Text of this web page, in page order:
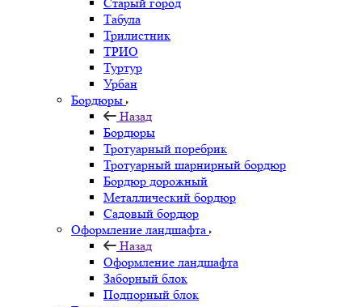
Табула
Трилистник
ТРИО
Туртур
Урбан
Бордюры
Назад
Бордюры
Тротуарный поребрик
Тротуарный шарнирный бордюр
Бордюр дорожный
Металлический бордюр
Садовый бордюр
Оформление ландшафта
Назад
Оформление ландшафта
Заборный блок
Подпорный блок